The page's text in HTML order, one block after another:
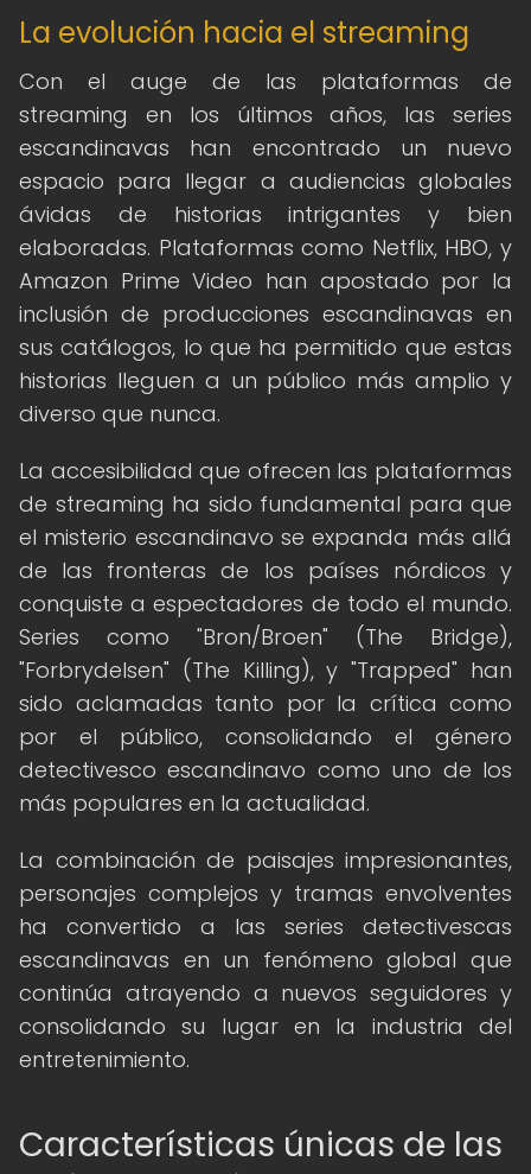
La evolución hacia el streaming
Con el auge de las plataformas de
streaming en los últimos años, las series
escandinavas han encontrado un nuevo
espacio para llegar a audiencias globales
ávidas de historias intrigantes y bien
elaboradas. Plataformas como Netflix, HBO, y
Amazon Prime Video han apostado por la
inclusión de producciones escandinavas en
sus catálogos, lo que ha permitido que estas
historias lleguen a un público más amplio y
diverso que nunca.
La accesibilidad que ofrecen las plataformas
de streaming ha sido fundamental para que
el misterio escandinavo se expanda más allá
de las fronteras de los países nórdicos y
conquiste a espectadores de todo el mundo.
Series como "Bron/Broen" (The Bridge),
"Forbrydelsen" (The Killing), y "Trapped" han
sido aclamadas tanto por la crítica como
por el público, consolidando el género
detectivesco escandinavo como uno de los
más populares en la actualidad.
La combinación de paisajes impresionantes,
personajes complejos y tramas envolventes
ha convertido a las series detectivescas
escandinavas en un fenómeno global que
continúa atrayendo a nuevos seguidores y
consolidando su lugar en la industria del
entretenimiento.
Características únicas de las